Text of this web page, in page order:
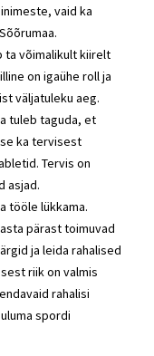
vaid ka
ta võimalikult kiirelt
on igaühe roll ja
väljatuleku aeg.
tuleb taguda, et
ka tervisest
Tervis on
asjad.
tööle lükkama.
pärast toimuvad
ja leida rahalised
riik on valmis
rahalisi
spordi